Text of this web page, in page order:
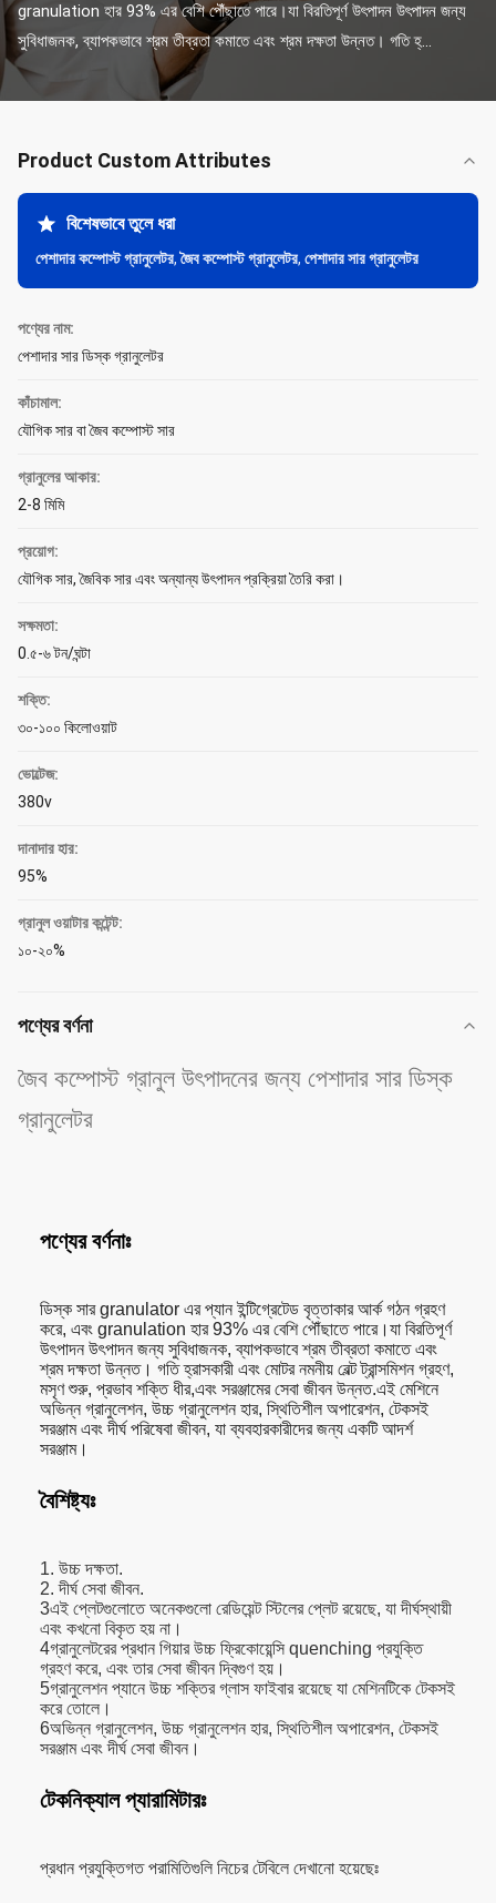
granulation হার 93% এর বেশি পৌঁছাতে পারে।যা বিরতিপূর্ণ উৎপাদন উৎপাদন জন্য
সুবিধাজনক, ব্যাপকভাবে শ্রম তীব্রতা কমাতে এবং শ্রম দক্ষতা উন্নত। গতি হ্...
Product Custom Attributes
বিশেষভাবে তুলে ধরা
পেশাদার কম্পোস্ট গ্রানুলেটর,জৈব কম্পোস্ট গ্রানুলেটর, পেশাদার সার গ্রানুলেটর
পণ্যের নাম:
পেশাদার সার ডিস্ক গ্রানুলেটর
কাঁচামাল:
যৌগিক সার বা জৈব কম্পোস্ট সার
গ্রানুলের আকার:
2-8 মিমি
প্রয়োগ:
যৌগিক সার, জৈবিক সার এবং অন্যান্য উৎপাদন প্রক্রিয়া তৈরি করা।
সক্ষমতা:
0.৫-৬ টন/ঘন্টা
শক্তি:
৩০-১০০ কিলোওয়াট
ভোল্টেজ:
380v
দানাদার হার:
95%
গ্রানুল ওয়াটার কন্টেন্ট:
১০-২০%
পণ্যের বর্ণনা
জৈব কম্পোস্ট গ্রানুল উৎপাদনের জন্য পেশাদার সার ডিস্ক
গ্রানুলেটর
পণ্যের বর্ণনাঃ
ডিস্ক সার granulator এর প্যান ইন্টিগ্রেটেড বৃত্তাকার আর্ক গঠন গ্রহণ
করে, এবং granulation হার 93% এর বেশি পৌঁছাতে পারে।যা বিরতিপূর্ণ
উৎপাদন উৎপাদন জন্য সুবিধাজনক, ব্যাপকভাবে শ্রম তীব্রতা কমাতে এবং
শ্রম দক্ষতা উন্নত। গতি হ্রাসকারী এবং মোটর নমনীয় বেল্ট ট্রান্সমিশন গ্রহণ,
মসৃণ শুরু, প্রভাব শক্তি ধীর,এবং সরঞ্জামের সেবা জীবন উন্নত.এই মেশিনে
অভিন্ন গ্রানুলেশন, উচ্চ গ্রানুলেশন হার, স্থিতিশীল অপারেশন, টেকসই
সরঞ্জাম এবং দীর্ঘ পরিষেবা জীবন, যা ব্যবহারকারীদের জন্য একটি আদর্শ
সরঞ্জাম।
বৈশিষ্ট্যঃ
1. উচ্চ দক্ষতা.
2. দীর্ঘ সেবা জীবন.
3এই প্লেটগুলোতে অনেকগুলো রেডিয়েন্ট স্টিলের প্লেট রয়েছে, যা দীর্ঘস্থায়ী
এবং কখনো বিকৃত হয় না।
4গ্রানুলেটরের প্রধান গিয়ার উচ্চ ফ্রিকোয়েন্সি quenching প্রযুক্তি
গ্রহণ করে, এবং তার সেবা জীবন দ্বিগুণ হয়।
5গ্রানুলেশন প্যানে উচ্চ শক্তির গ্লাস ফাইবার রয়েছে যা মেশিনটিকে টেকসই
করে তোলে।
6অভিন্ন গ্রানুলেশন, উচ্চ গ্রানুলেশন হার, স্থিতিশীল অপারেশন, টেকসই
সরঞ্জাম এবং দীর্ঘ সেবা জীবন।
টেকনিক্যাল প্যারামিটারঃ
প্রধান প্রযুক্তিগত পরামিতিগুলি নিচের টেবিলে দেখানো হয়েছেঃ